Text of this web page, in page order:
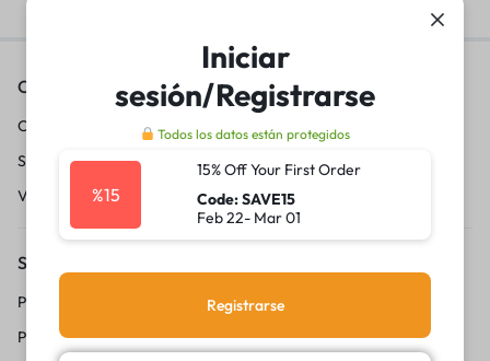
Contáctanos
Conviértete en vendedor
Sobre nosotros
Vende con 20lukas
Servicio al Cliente
Politica de privacidad
Preguntas frecuentes
Iniciar
sesión/Registrarse
Todos los datos están protegidos
%15
15% Off Your First Order
Code: SAVE15
Feb 22- Mar 01
Registrarse